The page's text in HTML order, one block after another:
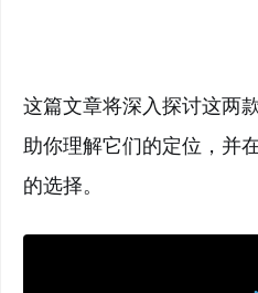
这篇文章将深入探讨这两
助你理解它们的定位，并
的选择。